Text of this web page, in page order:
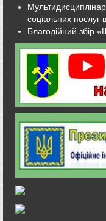
соціальних послуг
Благодійний збір